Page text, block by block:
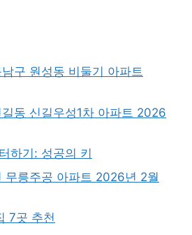
구 원성동 비둘기 아파트
동 신길우성1차 아파트 2026
하기: 성공의 키
무릉주공 아파트 2026년 2월
7곳 추천